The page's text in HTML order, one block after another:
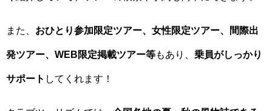
また、 おひとり参加限定ツアー、女性限定ツアー、間際出
発ツアー、WEB限定掲載ツアー等もあり、 乗員がしっかり
サポート してくれます！